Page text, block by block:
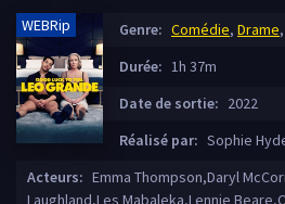
WEBRip Genre: Comédie, Drame,
Durée: 1h 37m
Date de sortie: 2022
Réalisé par: Sophie
Acteurs: Emma Thompson,Daryl
Laughland,Les Mabaleka,Lennie